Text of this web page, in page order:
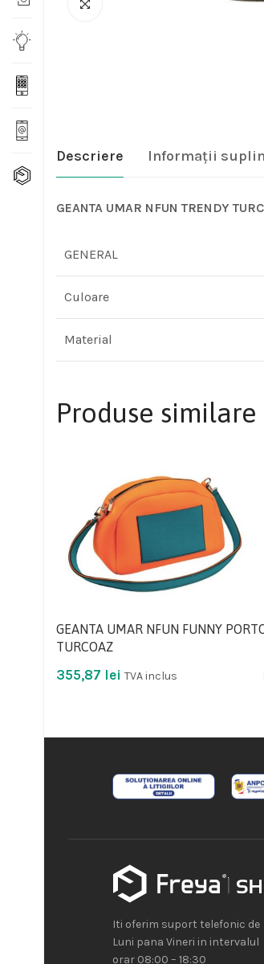
Descriere Informații
GEANTA UMAR NFUN TRENDY
GENERAL
Culoare
Material
Produse similare
GEANTA UMAR NFUN FUNNY
TURCOAZ
355,87 lei TVA inclus
Iti oferim suport telefonic de
Luni pana Vineri in intervalul
orar 08:00 – 18:30